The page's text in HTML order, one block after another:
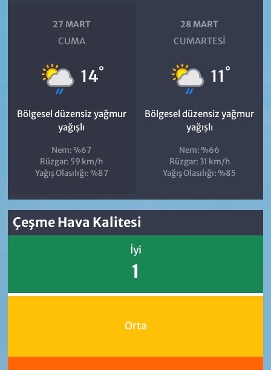
27 MART
CUMA
14°
Bölgesel düzensiz yağmur
yağışlı
Nem: %67
Rüzgar: 59 km/h
Yağış Olasılığı: %87
28 MART
CUMARTESI
11°
Bölgesel düzensiz yağmur
yağışlı
Nem: %66
Rüzgar: 31 km/h
Yağış Olasılığı: %85
Çeşme Hava Kalitesi
İyi
1
Orta